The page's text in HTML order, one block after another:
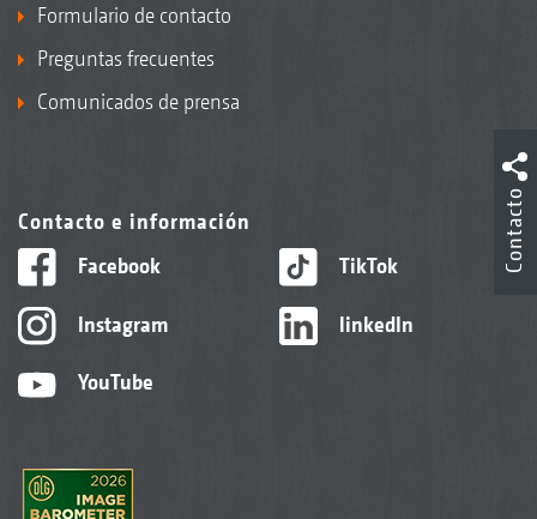
Formulario de contacto
Preguntas frecuentes
Comunicados de prensa
Contacto e información
Facebook
Instagram
YouTube
TikTok
linkedIn
Contacto